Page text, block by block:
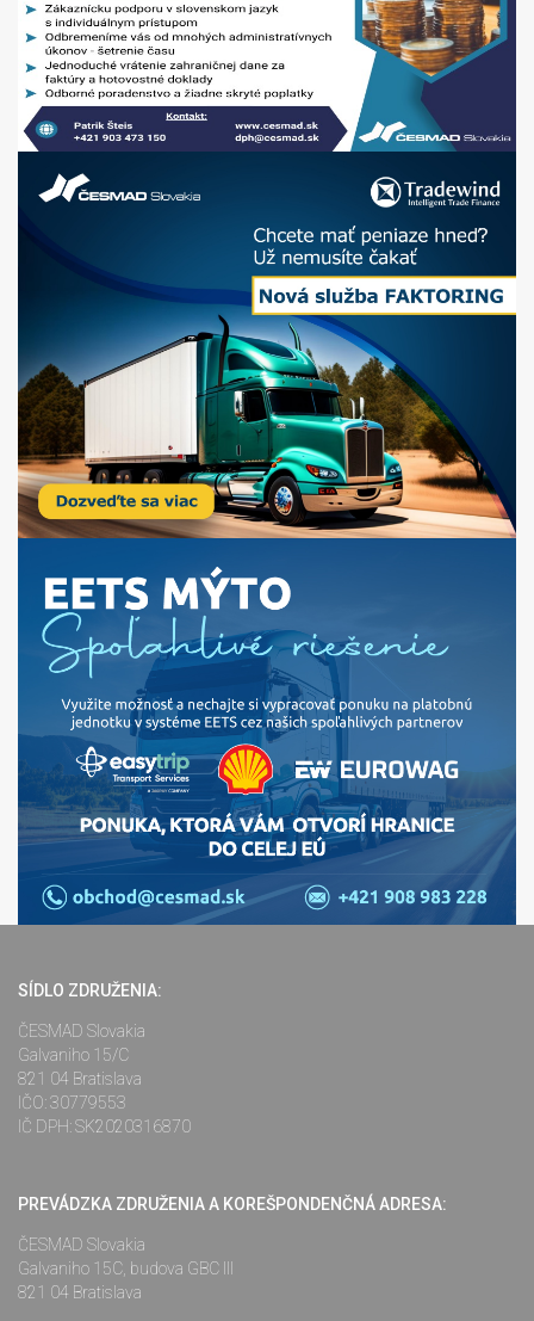
SÍDLO ZDRUŽENIA:
ČESMAD Slovakia
Galvaniho 15/C
821 04 Bratislava
IČO: 30779553
IČ DPH: SK2020316870
PREVÁDZKA ZDRUŽENIA A KOREŠPONDENČNÁ ADRESA:
ČESMAD Slovakia
Galvaniho 15C, budova GBC III
821 04 Bratislava